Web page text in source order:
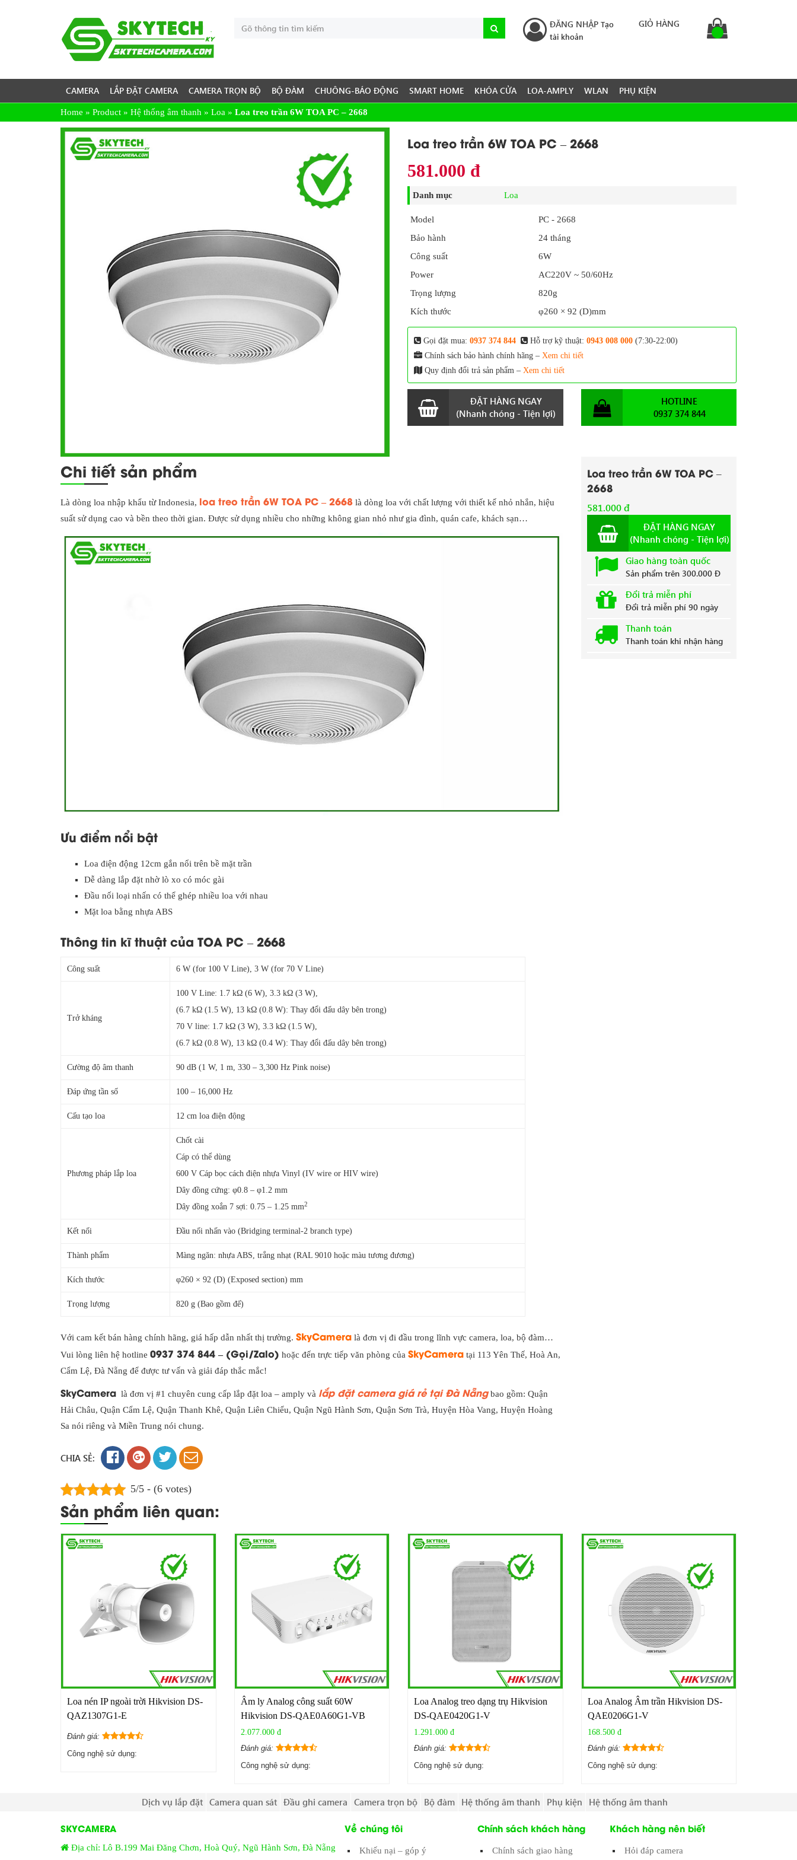
ĐĂNG NHẬP Tạo
tài khoản
GIỎ HÀNG
CAMERA LẮP ĐẶT CAMERA CAMERA TRỌN BỘ BỘ ĐÀM CHUÔNG-BÁO ĐỘNG SMART HOME KHÓA CỬA LOA-AMPLY WLAN PHỤ KIỆN
Home » Product » Hệ thống âm thanh » Loa » Loa treo trần 6W TOA PC – 2668
Loa treo trần 6W TOA PC – 2668
581.000 đ
Danh mục Loa
Model
PC - 2668
Bảo hành
24 tháng
Công suất
6W
Power
AC220V ~ 50/60Hz
Trọng lượng
820g
Kích thước
φ260 × 92 (D)mm
Gọi đặt mua: 0937 374 844 Hỗ trợ kỹ thuật: 0943 008 000 (7:30-22:00)
Chính sách bảo hành chính hãng – Xem chi tiết
Quy định đổi trả sản phẩm – Xem chi tiết
ĐẶT HÀNG NGAY
(Nhanh chóng - Tiện lợi)
HOTLINE
0937 374 844
Chi tiết sản phẩm
Là dòng loa nhập khẩu từ Indonesia, loa treo trần 6W TOA PC – 2668 là dòng loa với chất lượng với thiết kế nhỏ nhắn, hiệu
suất sử dụng cao và bền theo thời gian. Được sử dụng nhiều cho những không gian nhỏ như gia đình, quán cafe, khách sạn…
Ưu điểm nổi bật
Loa điện động 12cm gắn nổi trên bề mặt trần
Dễ dàng lắp đặt nhờ lò xo có móc gài
Đầu nối loại nhấn có thể ghép nhiều loa với nhau
Mặt loa bằng nhựa ABS
Thông tin kĩ thuật của TOA PC – 2668
Công suất 6 W (for 100 V Line), 3 W (for 70 V Line)
Trở kháng
100 V Line: 1.7 kΩ (6 W), 3.3 kΩ (3 W),
(6.7 kΩ (1.5 W), 13 kΩ (0.8 W): Thay đổi đấu dây bên trong)
70 V line: 1.7 kΩ (3 W), 3.3 kΩ (1.5 W),
(6.7 kΩ (0.8 W), 13 kΩ (0.4 W): Thay đổi đấu dây bên trong)
Cường độ âm thanh 90 dB (1 W, 1 m, 330 – 3,300 Hz Pink noise)
Đáp ứng tần số 100 – 16,000 Hz
Cấu tạo loa 12 cm loa điện động
Phương pháp lắp loa
Chốt cài
Cáp có thể dùng
600 V Cáp bọc cách điện nhựa Vinyl (IV wire or HIV wire)
Dây đồng cứng: φ0.8 – φ1.2 mm
Dây đồng xoắn 7 sợi: 0.75 – 1.25 mm2
Kết nối Đầu nối nhấn vào (Bridging terminal-2 branch type)
Thành phẩm Màng ngăn: nhựa ABS, trắng nhạt (RAL 9010 hoặc màu tương đương)
Kích thước φ260 × 92 (D) (Exposed section) mm
Trọng lượng 820 g (Bao gồm đế)
Với cam kết bán hàng chính hãng, giá hấp dẫn nhất thị trường. SkyCamera là đơn vị đi đầu trong lĩnh vực camera, loa, bộ đàm…
Vui lòng liên hệ hotline 0937 374 844 – (Gọi/Zalo) hoặc đến trực tiếp văn phòng của SkyCamera tại 113 Yên Thế, Hoà An,
Cẩm Lệ, Đà Nẵng để được tư vấn và giải đáp thắc mắc!
SkyCamera là đơn vị #1 chuyên cung cấp lắp đặt loa – amply và lắp đặt camera giá rẻ tại Đà Nẵngbao gồm: Quận
Hải Châu, Quận Cẩm Lệ, Quận Thanh Khê, Quận Liên Chiểu, Quận Ngũ Hành Sơn, Quận Sơn Trà, Huyện Hòa Vang, Huyện Hoàng
Sa nói riêng và Miền Trung nói chung.
CHIA SẺ:
Loa treo trần 6W TOA PC –
2668
581.000 đ
ĐẶT HÀNG NGAY
(Nhanh chóng - Tiện lợi)
Giao hàng toàn quốc
Sản phẩm trên 300.000 Đ
Đổi trả miễn phí
Đổi trả miễn phí 90 ngày
Thanh toán
Thanh toán khi nhận hàng
5/5 - (6 votes)
Sản phẩm liên quan:
Loa nén IP ngoài trời Hikvision DS-
QAZ1307G1-E
Đánh giá:
Công nghệ sử dụng:
Âm ly Analog công suất 60W
Hikvision DS-QAE0A60G1-VB
2.077.000 đ
Đánh giá:
Công nghệ sử dụng:
Loa Analog treo dạng trụ Hikvision
DS-QAE0420G1-V
1.291.000 đ
Đánh giá:
Công nghệ sử dụng:
Loa Analog Âm trần Hikvision DS-
QAE0206G1-V
168.500 đ
Đánh giá:
Công nghệ sử dụng:
Dịch vụ lắp đặt Camera quan sát Đầu ghi camera Camera trọn bộ Bộ đàm Hệ thống âm thanh Phụ kiện Hệ thống âm thanh
SKYCAMERA
Địa chỉ: Lô B.199 Mai Đăng Chơn, Hoà Quý, Ngũ Hành Sơn, Đà Nẵng
Về chúng tôi
Khiếu nại – góp ý
Chính sách khách hàng
Chính sách giao hàng
Khách hàng nên biết
Hỏi đáp camera